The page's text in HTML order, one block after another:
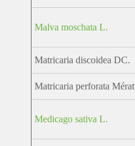
Malva moschata L.
Matricaria discoidea DC.
Matricaria perforata Mérat
Medicago sativa L.